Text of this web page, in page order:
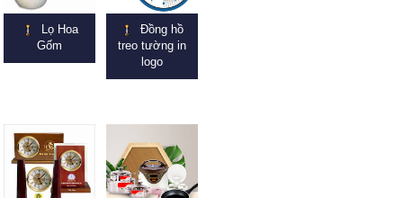
Lọ Hoa
Gốm
Đồng hồ
treo tường in
logo